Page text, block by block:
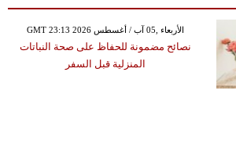
GMT 23:13 2026 الأربعاء ,05 آب / أغسطس
نصائح مضمونة للحفاظ على صحة النباتات
المنزلية قبل السفر